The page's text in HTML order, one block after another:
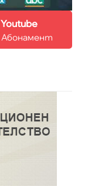
Youtube
Абонамент